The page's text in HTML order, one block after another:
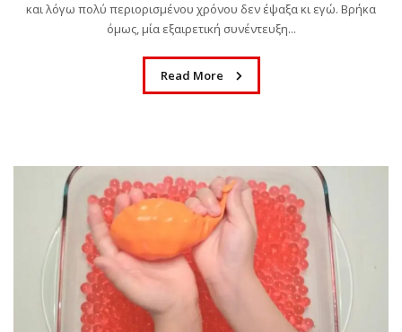
και λόγω πολύ περιορισμένου χρόνου δεν έψαξα κι εγώ. Βρήκα
όμως, μία εξαιρετική συνέντευξη...
Read More